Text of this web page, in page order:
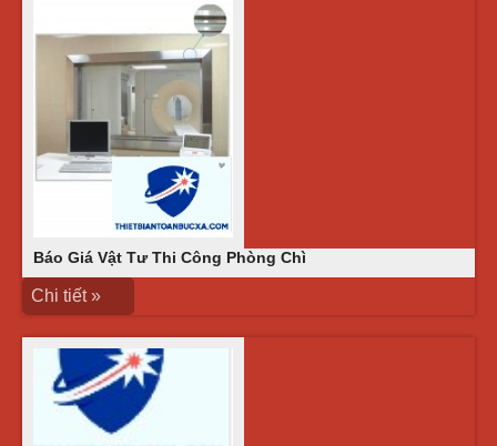
Báo Giá Vật Tư Thi Công Phòng Chì
Chi tiết »